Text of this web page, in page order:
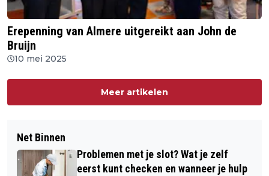
Erepenning van Almere uitgereikt aan John de
Bruijn
10 mei 2025
Meer artikelen
Net Binnen
Problemen met je slot? Wat je zelf
eerst kunt checken en wanneer je hulp